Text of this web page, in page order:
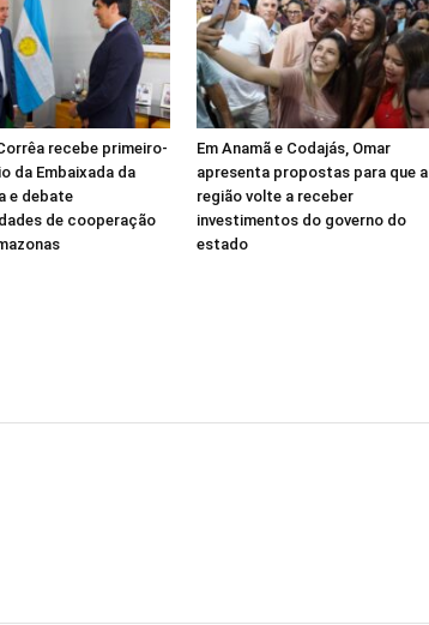
recebe primeiro-
da Embaixada da
e debate
de cooperação
Em Anamã e Codajás, Omar
apresenta propostas para que a
região volte a receber
investimentos do governo do
estado